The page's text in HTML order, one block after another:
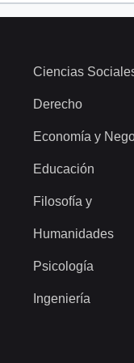
Ciencias
Derecho
Economía y
Educación
Filosofía y
Humanidades
Psicología
Ingeniería